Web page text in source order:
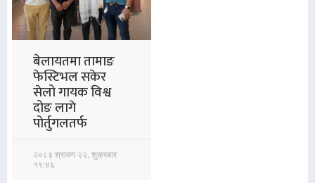
बेलायतमा तामाङ
फेस्टिभल सकेर
सेलो गायक विश्व
दोङ लागे
पोर्तुगलतर्फ
२०८३ श्रावण २२, शुक्रबार
१९:४६